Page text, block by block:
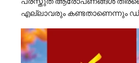
എല്ലാവരും കണ്ടതാണെന്നും